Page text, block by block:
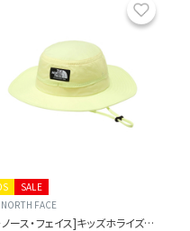
り
SALE
FACE
[ザ・ノース・フェイス]キッズホライズンハット